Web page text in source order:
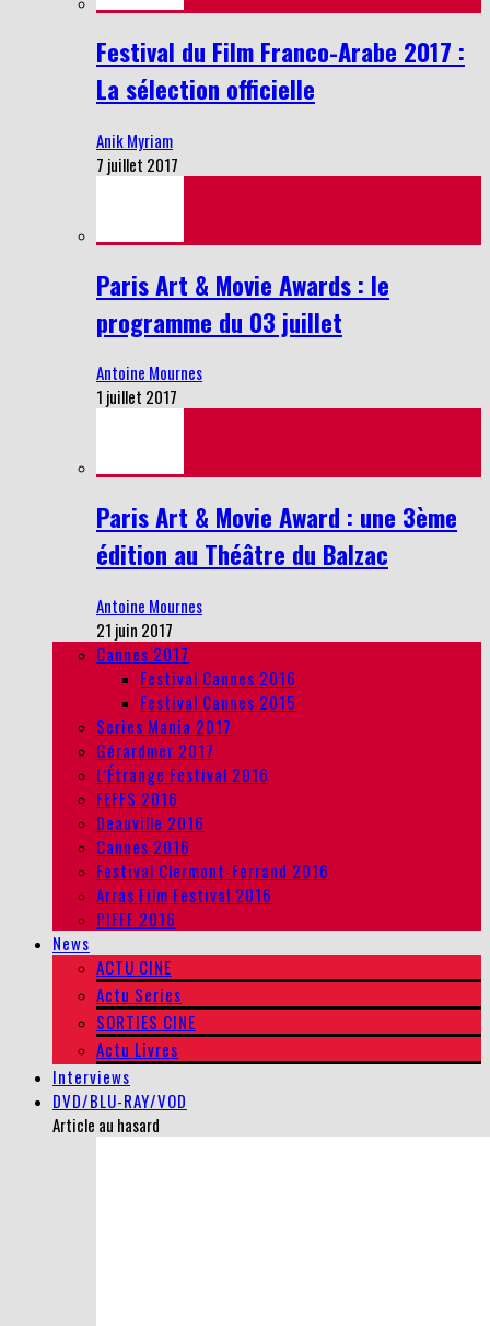
Festival du Film Franco-Arabe 2017 :
La sélection officielle
Anik Myriam
7 juillet 2017
Paris Art & Movie Awards : le
programme du 03 juillet
Antoine Mournes
1 juillet 2017
Paris Art & Movie Award : une 3ème
édition au Théâtre du Balzac
Antoine Mournes
21 juin 2017
Cannes 2017
Festival Cannes 2016
Festival Cannes 2015
Series Mania 2017
Gérardmer 2017
L’Étrange Festival 2016
FEFFS 2016
Deauville 2016
Cannes 2016
Festival Clermont-Ferrand 2016
Arras Film Festival 2016
PIFFF 2016
News
ACTU CINE
Actu Series
SORTIES CINE
Actu Livres
Interviews
DVD/BLU-RAY/VOD
Article au hasard